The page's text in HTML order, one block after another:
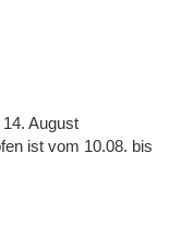
August
ist vom 10.08. bis